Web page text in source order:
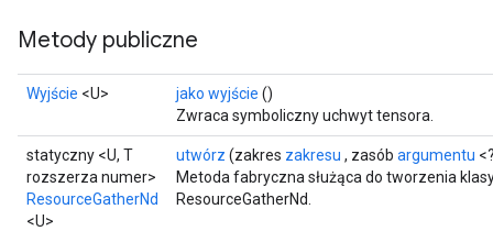
Metody publiczne
Wyjście <U> jako wyjście ()
Zwraca symboliczny uchwyt tensora.
statyczny <U, T
rozszerza numer>
ResourceGatherNd
<U>
utwórz (zakres zakresu , zasób argumentu
Metoda fabryczna służąca do tworzenia
ResourceGatherNd.